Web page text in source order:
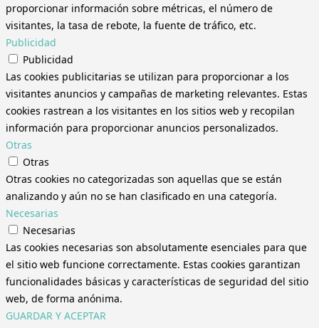
proporcionar información sobre métricas, el número de
visitantes, la tasa de rebote, la fuente de tráfico, etc.
Publicidad
Publicidad
Las cookies publicitarias se utilizan para proporcionar a los
visitantes anuncios y campañas de marketing relevantes. Estas
cookies rastrean a los visitantes en los sitios web y recopilan
información para proporcionar anuncios personalizados.
Otras
Otras
Otras cookies no categorizadas son aquellas que se están
analizando y aún no se han clasificado en una categoría.
Necesarias
Necesarias
Las cookies necesarias son absolutamente esenciales para que
el sitio web funcione correctamente. Estas cookies garantizan
funcionalidades básicas y características de seguridad del sitio
web, de forma anónima.
GUARDAR Y ACEPTAR